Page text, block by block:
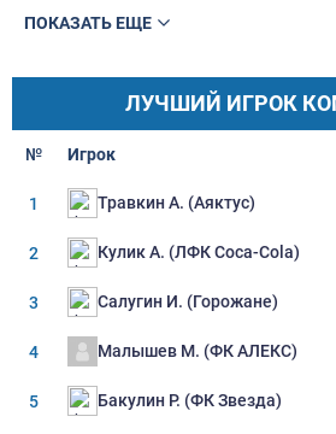
ПОКАЗАТЬ ЕЩЕ
ЛУЧШИЙ ИГРОК
№ Игрок
1 Травкин А. (Аяктус)
2 Кулик А. (ЛФК Coca-Cola)
3 Салугин И. (горожане)
4 Малышев М. (ФК АЛЕКС)
5 Бакулин Р. (ФК Звезда)